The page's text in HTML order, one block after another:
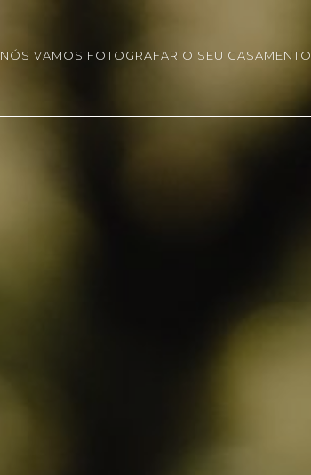
NÓS VAMOS FOTOGRAFAR O SEU CASAMENTO